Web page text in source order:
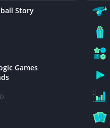
Story
Games